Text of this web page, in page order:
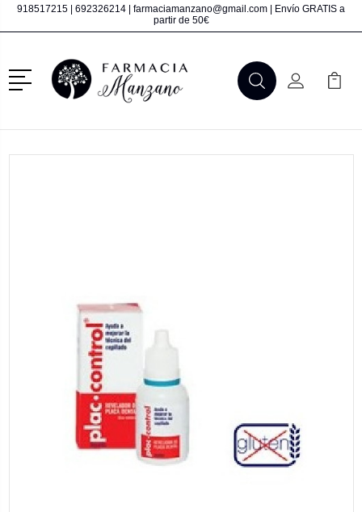
918517215 692326214 farmaciamanzano@gmail.com | Envío GRATIS a
partir de 50€
Menú
BuscarMi Cuenta
Mi